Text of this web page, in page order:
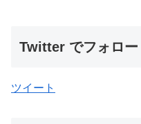
Twitter でフォロー
ツイート